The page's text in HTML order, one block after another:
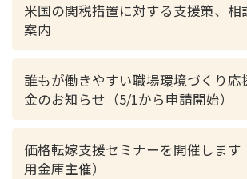
米国の関税措置に対する支援策、相
案内
誰もが働きやすい職場環境づくり応
金のお知らせ（5/1から申請開始）
価格転嫁支援セミナーを開催します
用金庫主催）